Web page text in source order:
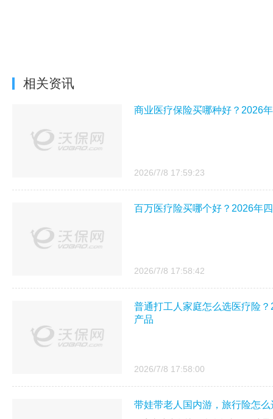
相关资讯
商业医疗保险买哪种好？2026
2026/7/8 17:59:23
百万医疗险买哪个好？2026年
2026/7/8 17:58:42
普通打工人家庭怎么选医疗险
产品
2026/7/8 17:58:00
带娃带老人国内游，旅行险怎